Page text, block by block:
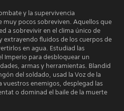
y la supervivencia
muy pocos sobreviven. Aquellos que
a sobrevivir en el clima único de
extrayendo fluidos de los cuerpos de
en agua. Estudiad las
Imperio para desbloquear un
armas y herramientas. Blandid
del soldado, usad la Voz de la
vuestros enemigos, desplegad las
o dominad el baile de la muerte